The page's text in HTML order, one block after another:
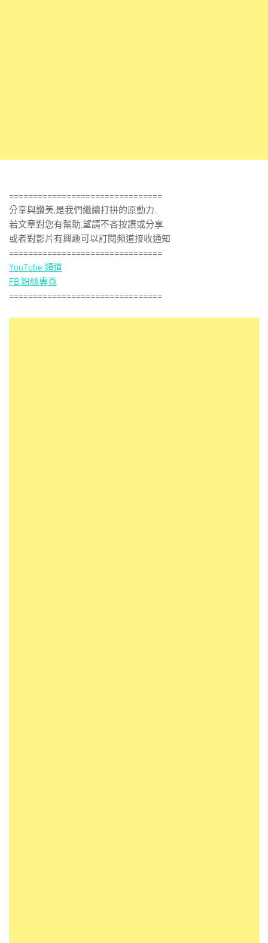
================================
分享與讚美,是我們繼續打拼的原動力.
若文章對您有幫助,望請不吝按讚或分享.
或者對影片有興趣可以訂閱頻道接收通知
================================
YouTube 頻道
FB 粉絲專頁
================================